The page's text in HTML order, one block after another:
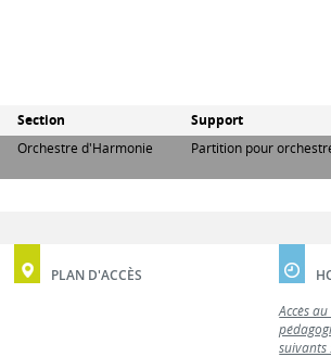
Section Support
Orchestre d'Harmonie Partition pour
PLAN D'ACCÈS
Accès
suivants